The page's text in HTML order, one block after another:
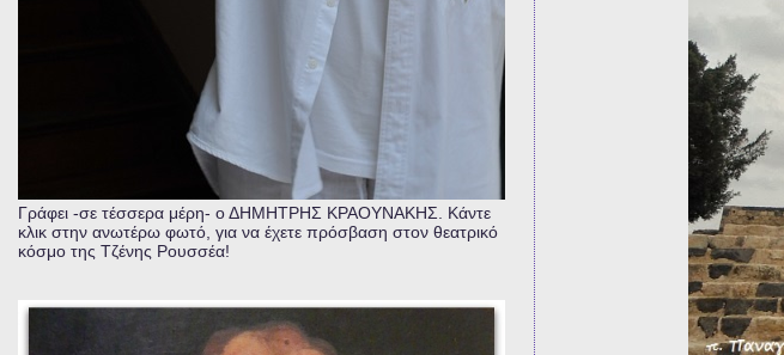
Γράφει -σε τέσσερα μέρη- ο ΔΗΜΗΤΡΗΣ ΚΡΑΟΥΝΑΚΗΣ. Κάντε
κλικ στην ανωτέρω φωτό, για να έχετε πρόσβαση στον θεατρικό
κόσμο της Τζένης Ρουσσέα!